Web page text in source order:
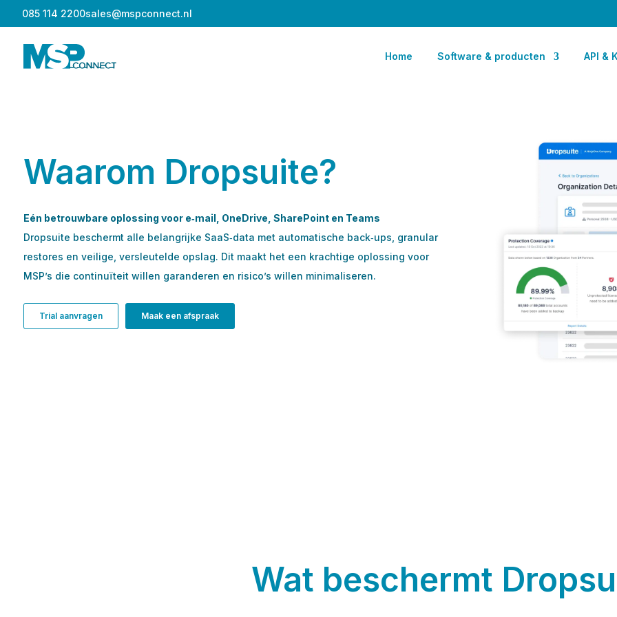
085 114 2200sales@mspconnect.nl
Home Software & producten API &
Waarom Dropsuite?
Eén betrouwbare oplossing voor e‑mail, OneDrive, SharePoint en Teams
Dropsuite beschermt alle belangrijke SaaS‑data met automatische back‑ups, granular
restores en veilige, versleutelde opslag. Dit maakt het een krachtige oplossing voor
MSP’s die continuïteit willen garanderen en risico’s willen minimaliseren.
Trial aanvragen Maak een afspraak
Wat beschermt